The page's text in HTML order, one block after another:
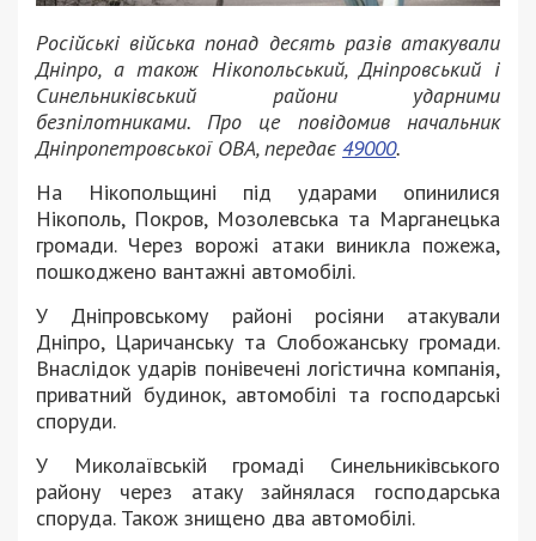
Російські війська понад десять разів атакували
Дніпро, а також Нікопольський, Дніпровський і
Синельниківський райони ударними
безпілотниками. Про це повідомив начальник
Дніпропетровської ОВА, передає 49000.
На Нікопольщині під ударами опинилися
Нікополь, Покров, Мозолевська та Марганецька
громади. Через ворожі атаки виникла пожежа,
пошкоджено вантажні автомобілі.
У Дніпровському районі росіяни атакували
Дніпро, Царичанську та Слобожанську громади.
Внаслідок ударів понівечені логістична компанія,
приватний будинок, автомобілі та господарські
споруди.
У Миколаївській громаді Синельниківського
району через атаку зайнялася господарська
споруда. Також знищено два автомобілі.